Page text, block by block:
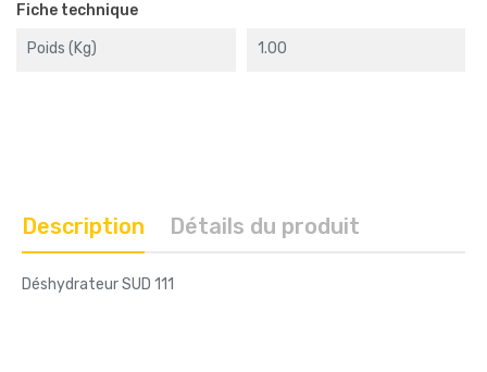
Fiche technique
Poids (kg) 1.00
Description Détails du produit
Déshydrateur SUD 111